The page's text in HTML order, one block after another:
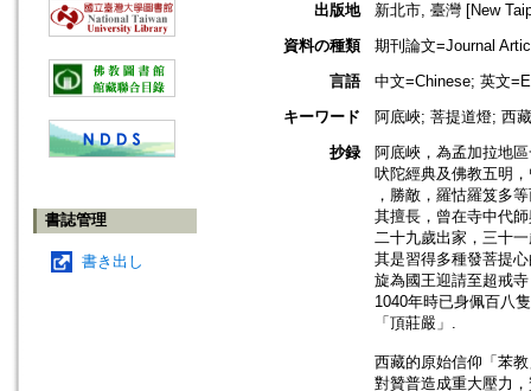
書誌管理
書き出し
出版地
新北市, 臺灣 [New
資料の種類
期刊論文=Journal
言語
中文=Chinese; 英文
キーワード
阿底峽; 菩提道燈; 西
抄録
阿底峽，為孟加拉地
吠陀經典及佛教五明
，勝敵，羅怙羅笈多
其擅長，曾在寺中代
二十九歲出家，三十
其是習得多種發菩提
旋為國王迎請至超戒
1040年時已身佩百八
「頂莊嚴」.
西藏的原始信仰「苯
對贊普造成重大壓力